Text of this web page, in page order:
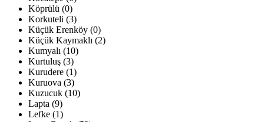
Köprülü (0)
Korkuteli (3)
Küçük Erenköy (0)
Küçük Kaymaklı (2)
Kumyalı (10)
Kurtuluş (3)
Kurudere (1)
Kuruova (3)
Kuzucuk (10)
Lapta (9)
Lefke (1)